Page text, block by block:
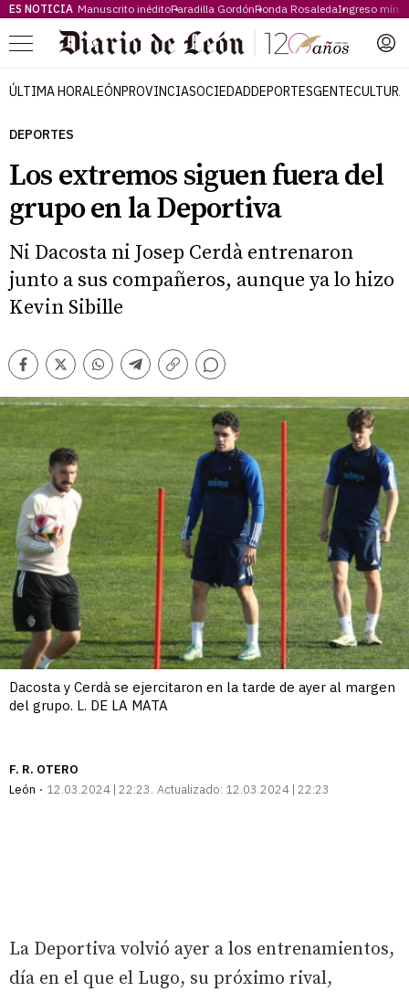
ES NOTICIA Manuscrito inéditoParadilla GordónRonda RosaledaIngreso
Menú
ÚLTIMA HORALEÓNPROVINCIASOCIEDADDEPORTESGENTECULTURA
DEPORTES
Los extremos siguen fuera del
grupo en la Deportiva
Ni Dacosta ni Josep Cerdà entrenaron
junto a sus compañeros, aunque ya lo hizo
Kevin Sibille
Facebook
TwitterWhatsappTelegram
Copiar
Comentarios
Dacosta y Cerdà se ejercitaron en la tarde de ayer al margen
del grupo. L. DE LA MATA
F. R. OTERO
León
12.03.2024 | 22:23 Actualizado: 12.03.2024 | 22:23
La Deportiva volvió ayer a los entrenamientos,
día en el que el Lugo, su próximo rival,